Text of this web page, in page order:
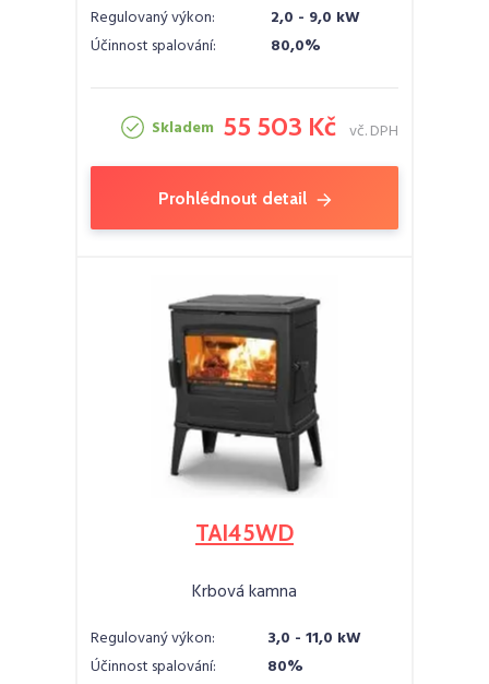
Regulovaný výkon:
2,0 - 9,0 kW
Účinnost spalování:
80,0%
Skladem 55 503 Kč vč. DPH
Prohlédnout detail
TAI45WD
Krbová kamna
Regulovaný výkon:
3,0 - 11,0 kW
Účinnost spalování:
80%